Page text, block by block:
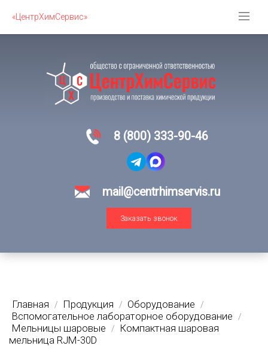
«ЦентрХимСервис»
8 (800) 333-90-46
mail@centrhimservis.ru
Заказать звонок
Главная / Продукция / Оборудование /
Вспомогательное лабораторное оборудование /
Мельницы шаровые /
Компактная шаровая
мельница RJM-30D